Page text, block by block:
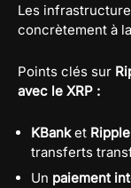
Les
concrètement à
Points clés sur
avec le XRP :
KBanket Ripple
transferts
Un paiement